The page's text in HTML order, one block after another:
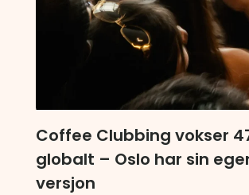
Coffee Clubbing vokser
globalt – Oslo har sin
versjon